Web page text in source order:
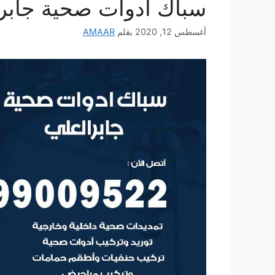
سباك ادوات صحية
أغسطس 12, 2020 بقلم AMAAR